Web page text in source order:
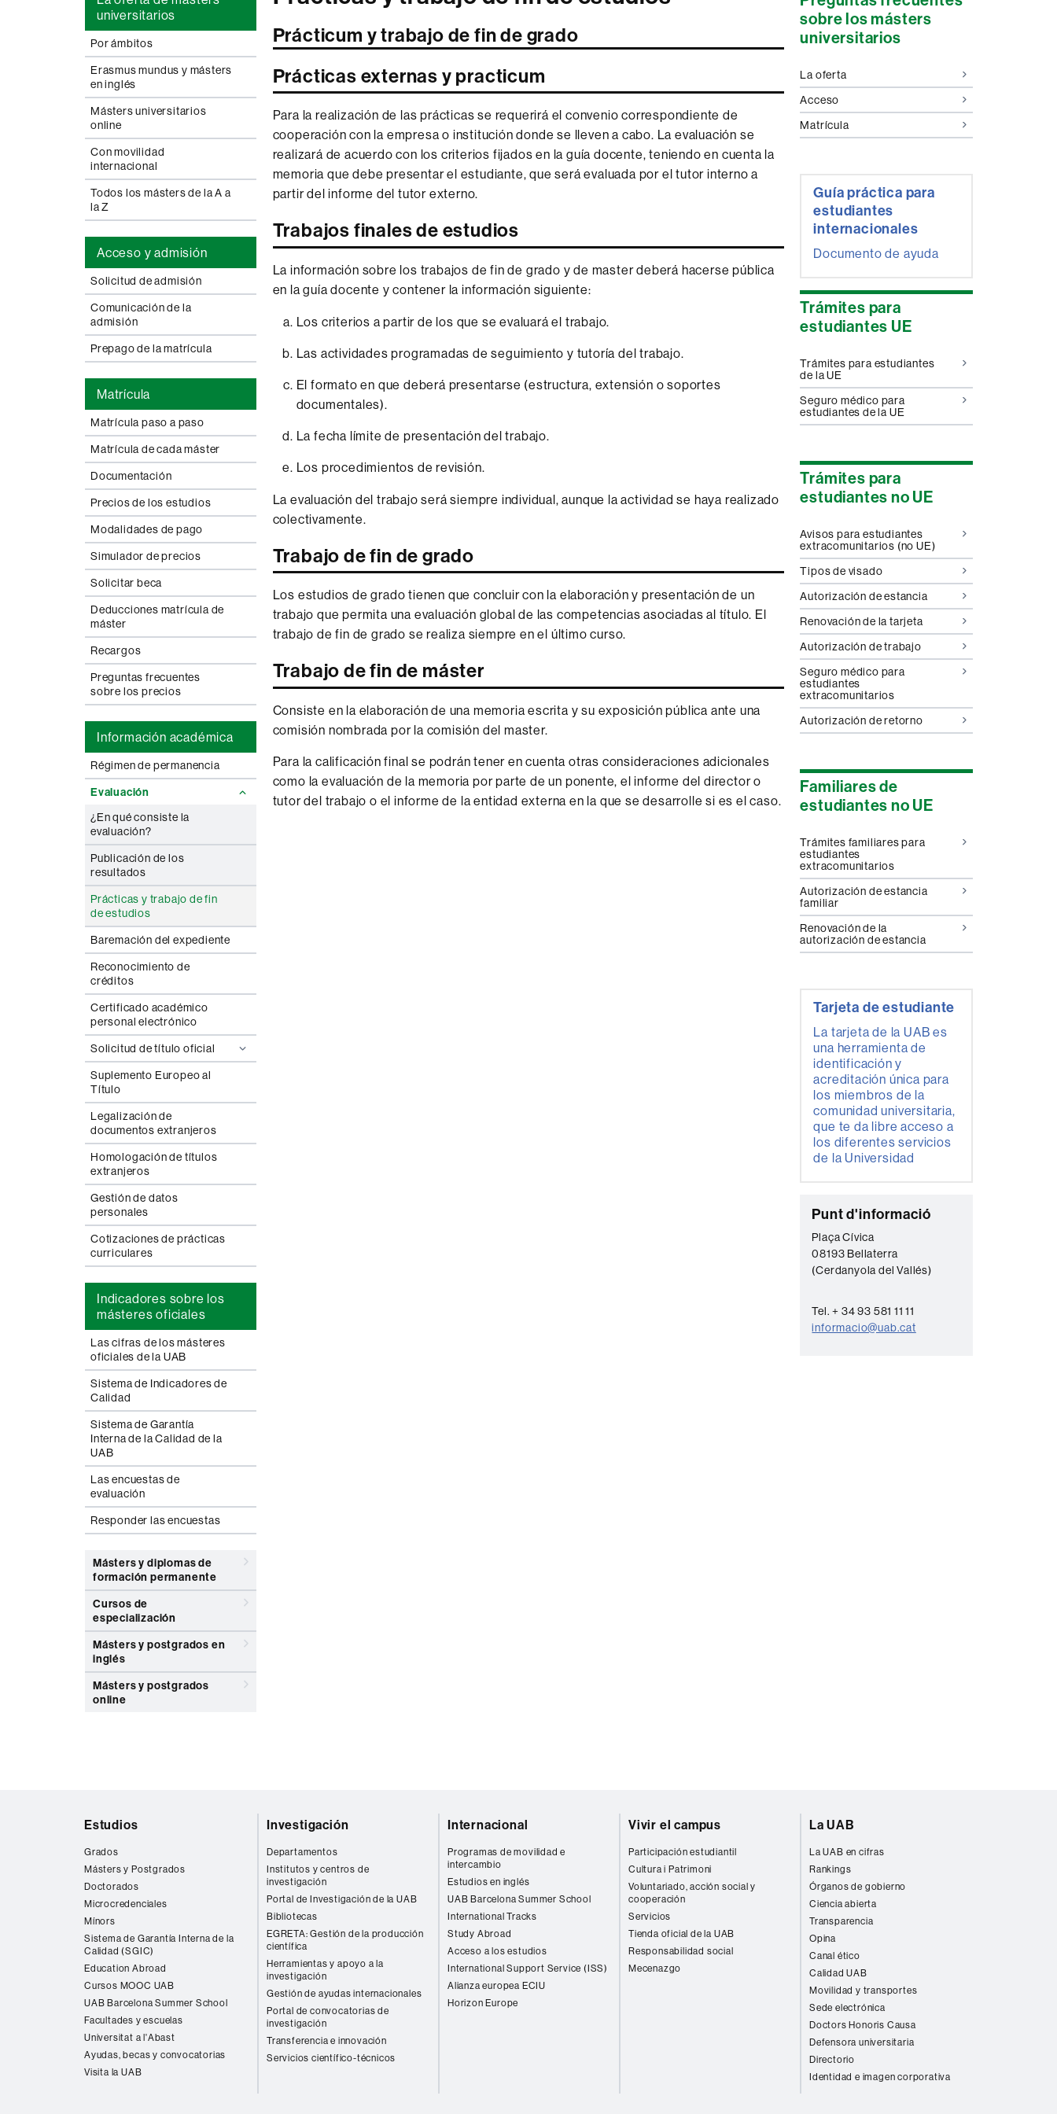
universitarios
Por ámbitos
Erasmus mundus y másters
en inglés
Másters universitarios
online
Con movilidad
internacional
Todos los másters de la A a
la Z
Acceso y admisión
Solicitud de admisión
Comunicación de la
admisión
Prepago de la matrícula
Matrícula
Matrícula paso a paso
Matrícula de cada máster
Documentación
Precios de los estudios
Modalidades de pago
Simulador de precios
Solicitar beca
Deducciones matrícula de
máster
Recargos
Preguntas frecuentes
sobre los precios
Información académica
Régimen de permanencia
Evaluación
¿En qué consiste la
evaluación?
Publicación de los
resultados
Prácticas y trabajo de fin
de estudios
Baremación del expediente
Reconocimiento de
créditos
Certificado académico
personal electrónico
Solicitud de título oficial
Suplemento Europeo al
Título
Legalización de
documentos extranjeros
Homologación de títulos
extranjeros
Gestión de datos
personales
Cotizaciones de prácticas
curriculares
Indicadores sobre los
másteres oficiales
Las cifras de los másteres
oficiales de la UAB
Sistema de Indicadores de
Calidad
Sistema de Garantía
Interna de la Calidad de la
UAB
Las encuestas de
evaluación
Responder las encuestas
Másters y diplomas de
formación permanente
Cursos de
especialización
Másters y postgrados en
inglés
Másters y postgrados
online
Prácticum y trabajo de fin de grado
Prácticas externas y practicum
Para la realización de las prácticas se requerirá el convenio correspondiente de
cooperación con la empresa o institución donde se lleven a cabo. La evaluación se
realizará de acuerdo con los criterios fijados en la guía docente, teniendo en cuenta la
memoria que debe presentar el estudiante, que será evaluada por el tutor interno a
partir del informe del tutor externo.
Trabajos finales de estudios
La información sobre los trabajos de fin de grado y de master deberá hacerse pública
en la guía docente y contener la información siguiente:
Los criterios a partir de los que se evaluará el trabajo.
Las actividades programadas de seguimiento y tutoría del trabajo.
El formato en que deberá presentarse (estructura, extensión o soportes
documentales).
La fecha límite de presentación del trabajo.
Los procedimientos de revisión.
La evaluación del trabajo será siempre individual, aunque la actividad se haya realizado
colectivamente.
Trabajo de fin de grado
Los estudios de grado tienen que concluir con la elaboración y presentación de un
trabajo que permita una evaluación global de las competencias asociadas al título. El
trabajo de fin de grado se realiza siempre en el último curso.
Trabajo de fin de máster
Consiste en la elaboración de una memoria escrita y su exposición pública ante una
comisión nombrada por la comisión del master.
Para la calificación final se podrán tener en cuenta otras consideraciones adicionales
como la evaluación de la memoria por parte de un ponente, el informe del director o
tutor del trabajo o el informe de la entidad externa en la que se desarrolle si es el caso.
complementaria
sobre los másters
universitarios
La oferta
Acceso
Matrícula
Guía práctica para
estudiantes
internacionales
Documento de ayuda
Trámites para
estudiantes UE
Trámites para estudiantes
de la UE
Seguro médico para
estudiantes de la UE
Trámites para
estudiantes no UE
Avisos para estudiantes
extracomunitarios (no UE)
Tipos de visado
Autorización de estancia
Renovación de la tarjeta
Autorización de trabajo
Seguro médico para
estudiantes
extracomunitarios
Autorización de retorno
Familiares de
estudiantes no UE
Trámites familiares para
estudiantes
extracomunitarios
Autorización de estancia
familiar
Renovación de la
autorización de estancia
Tarjeta de estudiante
La tarjeta de la UAB es
una herramienta de
identificación y
acreditación única para
los miembros de la
comunidad universitaria,
que te da libre acceso a
los diferentes servicios
de la Universidad
C
o
n
a
c
Punt d'informació
Plaça Cívica
08193 Bellaterra
(Cerdanyola del Vallés)
Tel. + 34 93 581 11 11
informacio@uab.cat
Estudios
Grados
Másters y Postgrados
Doctorados
Microcredenciales
Mínors
Sistema de Garantía Interna de la
Calidad (SGIC)
Education Abroad
Cursos MOOC UAB
UAB Barcelona Summer School
Facultades y escuelas
Universitat a l'Abast
Ayudas, becas y convocatorias
Visita la UAB
Investigación
Departamentos
Institutos y centros de
investigación
Portal de Investigación de la UAB
Bibliotecas
EGRETA: Gestión de la producción
científica
Herramientas y apoyo a la
investigación
Gestión de ayudas internacionales
Portal de convocatorias de
investigación
Transferencia e innovación
Servicios científico-técnicos
Internacional
Programas de movilidad e
intercambio
Estudios en inglés
UAB Barcelona Summer School
International Tracks
Study Abroad
Acceso a los estudios
International Support Service (ISS)
Alianza europea ECIU
Horizon Europe
Vivir el campus
Participación estudiantil
Cultura i Patrimoni
Voluntariado, acción social y
cooperación
Servicios
Tienda oficial de la UAB
Responsabilidad social
Mecenazgo
La UAB
La UAB en cifras
Rankings
Órganos de gobierno
Ciencia abierta
Transparencia
Opina
Canal ético
Calidad UAB
Movilidad y transportes
Sede electrónica
Doctors Honoris Causa
Defensora universitaria
Directorio
Identidad e imagen corporativa